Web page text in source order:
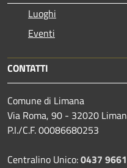
Luoghi
Eventi
CONTATTI
Comune di Limana
Via Roma, 90 - 32020
P.I./C.F. 00086680253
Centralino Unico:0437